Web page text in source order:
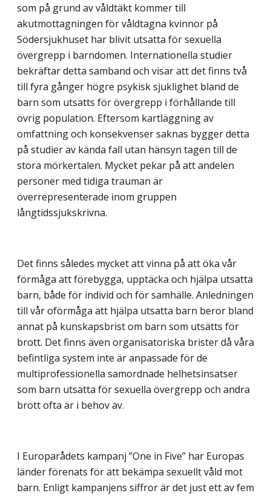
som på grund av våldtäkt kommer till
akutmottagningen för våldtagna kvinnor på
Södersjukhuset har blivit utsatta för sexuella
övergrepp i barndomen. Internationella studier
bekräftar detta samband och visar att det finns två
till fyra gånger högre psykisk sjuklighet bland de
barn som utsatts för övergrepp i förhållande till
övrig population. Eftersom kartläggning av
omfattning och konsekvenser saknas bygger detta
på studier av kända fall utan hänsyn tagen till de
stora mörkertalen. Mycket pekar på att andelen
personer med tidiga trauman är
överrepresenterade inom gruppen
långtidssjukskrivna.
Det finns således mycket att vinna på att öka vår
förmåga att förebygga, upptäcka och hjälpa utsatta
barn, både för individ och för samhälle. Anledningen
till vår oförmåga att hjälpa utsatta barn beror bland
annat på kunskapsbrist om barn som utsätts för
brott. Det finns även organisatoriska brister då våra
befintliga system inte är anpassade för de
multiprofessionella samordnade helhetsinsatser
som barn utsatta för sexuella övergrepp och andra
brott ofta är i behov av.
I Europarådets kampanj ”One in Five” har Europas
länder förenats för att bekämpa sexuellt våld mot
barn. Enligt kampanjens siffror är det just ett av fem